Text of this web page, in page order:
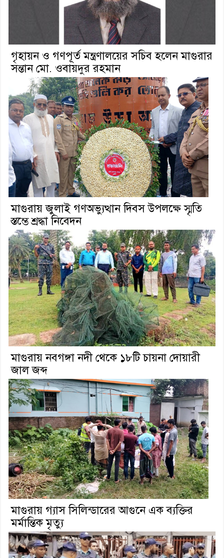
গৃহায়ন ও গণপূর্ত মন্ত্রণালয়ের সচিব হলেন মাগুরার
সন্তান মো. ওবায়দুর রহমান
মাগুরায় জুলাই গণঅভ্যুত্থান দিবস উপলক্ষে স্মৃতি
স্তম্ভে শ্রদ্ধা নিবেদন
মাগুরায় নবগঙ্গা নদী থেকে ১৮টি চায়না দোয়ারী
জাল জব্দ
মাগুরায় গ্যাস সিলিন্ডারের আগুনে এক ব্যক্তির
মর্মান্তিক মৃত্যু